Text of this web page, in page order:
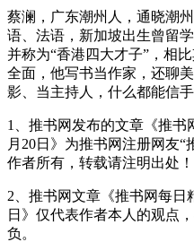
蔡澜，广东潮州人，通晓潮
语、法语，新加坡出生曾留
并称为“香港四大才子”，相
全面，他写书当作家，还聊
影、当主持人，什么都能信手
1、推书网发布的文章《推书
月20日》为推书网注册网友
作者所有，转载请注明出处！
2、推书网文章《推书网每日
日》仅代表作者本人的观点
负。